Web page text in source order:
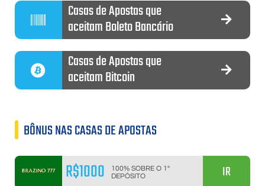
Casas de Apostas que
aceitam Boleto Bancário
Casas de Apostas que
aceitam Bitcoin
BÔNUS NAS CASAS DE APOSTAS
R$1000
100% SOBRE O 1º
DEPÓSITO
IR